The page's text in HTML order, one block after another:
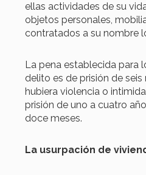
ellas actividades de su
objetos personales,
contratados a su nombre
La pena establecida para
delito es de prisión de seis
hubiera violencia o
prisión de uno a cuatro
doce meses.
La usurpación de